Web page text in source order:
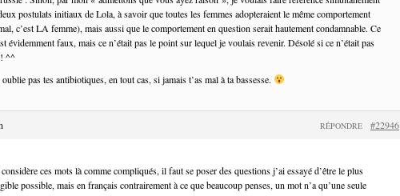
postulats initiaux de Lola, à savoir que toutes les femmes adopteraient le même comportement
c’est LA femme), mais aussi que le comportement en question serait hautement condamnable. Ce
évidemment faux, mais ce n’était pas le point sur lequel je voulais revenir. Désolé si ce n’était pas
^^
pas tes antibiotiques, en tout cas, si jamais t’as mal à ta bassesse.
#22946
RÉPONDRE
ces mots là comme compliqués, il faut se poser des questions j’ai essayé d’être le plus
possible, mais en français contrairement à ce que beaucoup penses, un mot n’a qu’une seule